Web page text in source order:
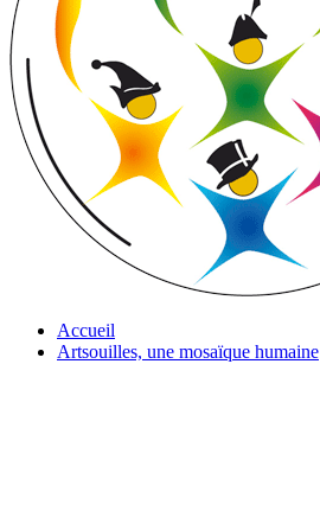
Accueil
Artsouilles, une mosaïque humaine